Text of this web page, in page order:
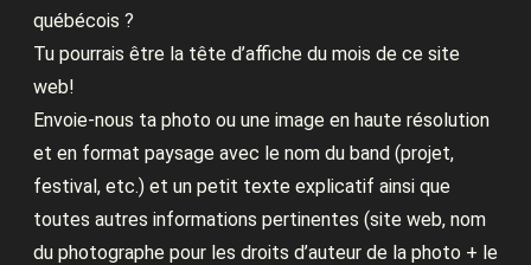
québécois ?
Tu pourrais être la tête d’affiche du mois de ce site
web!
Envoie-nous ta photo ou une image en haute résolution
et en format paysage avec le nom du band (projet,
festival, etc.) et un petit texte explicatif ainsi que
toutes autres informations pertinentes (site web, nom
du photographe pour les droits d’auteur de la photo + le